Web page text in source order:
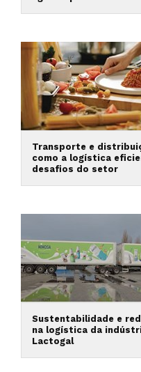
Transporte e
como a logística
desafios do setor
Sustentabilidade e
na logística da
Lactogal